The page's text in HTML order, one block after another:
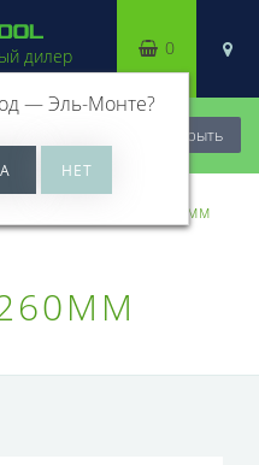
Закрыть
дилер
—Эль-Монте?
0
Диски 260мм